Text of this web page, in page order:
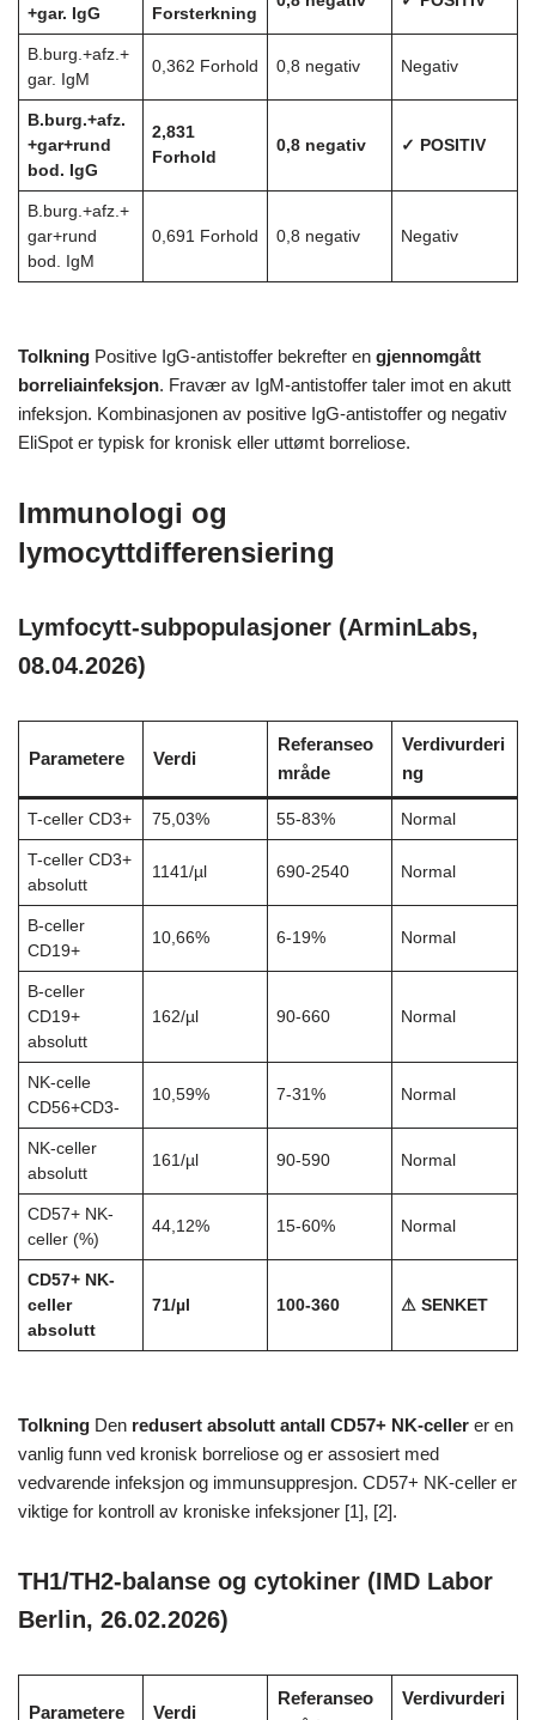
+gar. IgG Forsterkning
B.burg.+afz.+
gar. IgM
0,362 Forhold 0,8 negativ Negativ
B.burg.+afz.
+gar+rund
bod. IgG
2,831
Forhold
0,8 negativ ✓ POSITIV
B.burg.+afz.+
gar+rund
bod. IgM
0,691 Forhold 0,8 negativ Negativ
Tolkning Positive IgG-antistoffer bekrefter en gjennomgått
borreliainfeksjon. Fravær av IgM-antistoffer taler imot en akutt
infeksjon. Kombinasjonen av positive IgG-antistoffer og negativ
EliSpot er typisk for kronisk eller uttømt borreliose.
Immunologi og
lymocyttdifferensiering
Lymfocytt-subpopulasjoner (ArminLabs,
08.04.2026)
Parametere Verdi
Referanseo
mråde
Verdivurderi
ng
T-celler CD3+ 75,03% 55-83% Normal
T-celler CD3+
absolutt
1141/µl 690-2540 Normal
B-celler
CD19+
10,66% 6-19% Normal
B-celler
CD19+
absolutt
162/µl 90-660 Normal
NK-celle
CD56+CD3-
10,59% 7-31% Normal
NK-celler
absolutt
161/µl 90-590 Normal
CD57+ NK-
celler (%)
44,12% 15-60% Normal
CD57+ NK-
celler
absolutt
71/µl 100-360 ⚠ SENKET
Tolkning Den redusert absolutt antall CD57+ NK-celler er en
vanlig funn ved kronisk borreliose og er assosiert med
vedvarende infeksjon og immunsuppresjon. CD57+ NK-celler er
viktige for kontroll av kroniske infeksjoner [1], [2].
TH1/TH2-balanse og cytokiner (IMD Labor
Berlin, 26.02.2026)
Parametere Verdi
Referanseo
Verdivurderi